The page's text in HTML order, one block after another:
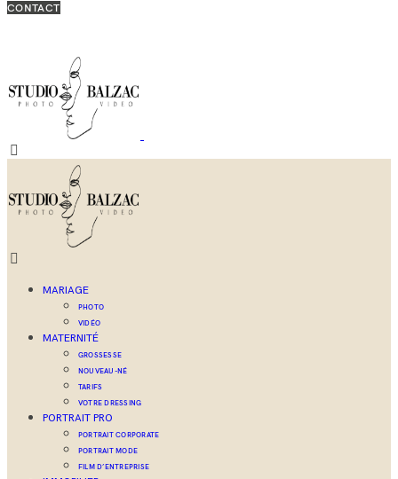
CONTACT
MARIAGE
PHOTO
VIDÉO
MATERNITÉ
GROSSESSE
NOUVEAU-NÉ
TARIFS
VOTRE DRESSING
PORTRAIT PRO
PORTRAIT CORPORATE
PORTRAIT MODE
FILM D’ENTREPRISE